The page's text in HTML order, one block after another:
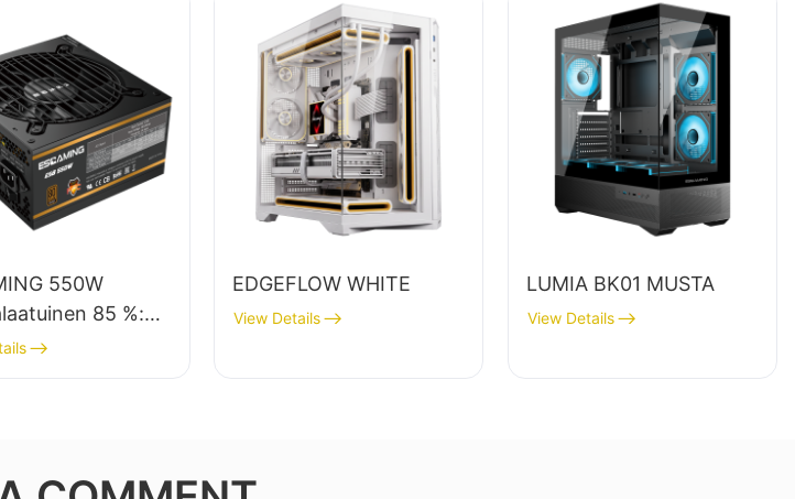
550W
85 %:n
80+ pronssi
EDGEFLOW WHITE
View Details
LUMIA BK01 MUSTA
View Details